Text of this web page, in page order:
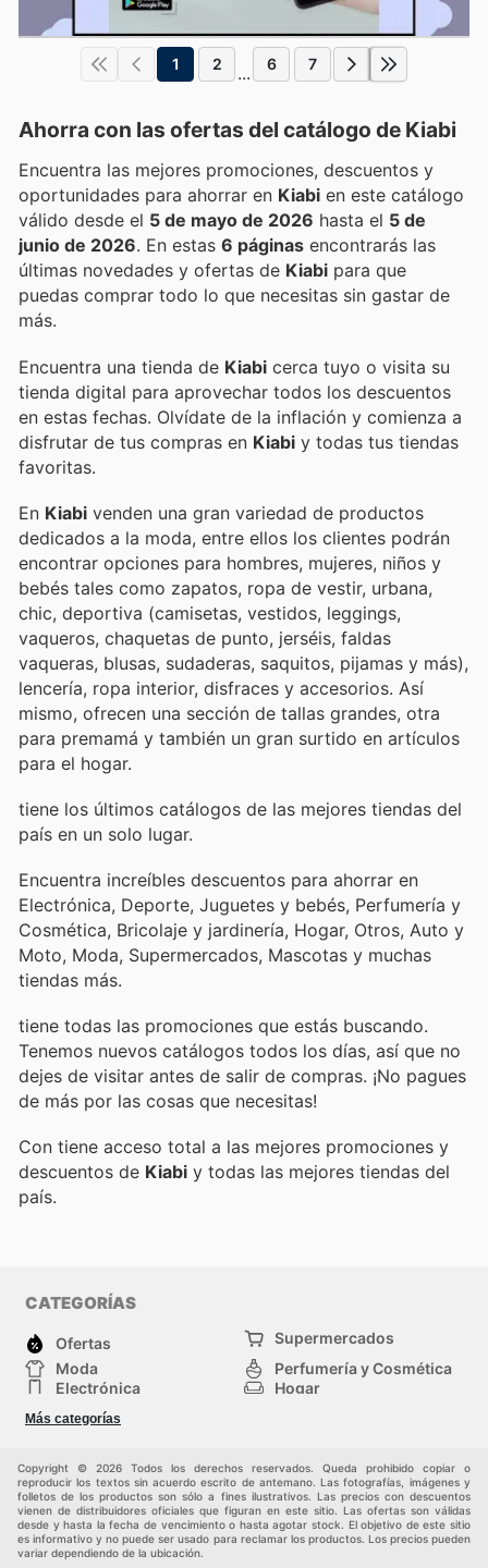
1 2 ... 6 7
Ahorra con las ofertas del catálogo de Kiabi
Encuentra las mejores promociones, descuentos y
oportunidades para ahorrar en Kiabi en este catálogo
válido desde el 5 de mayo de 2026 hasta el 5 de
junio de 2026 . En estas 6 páginas encontrarás las
últimas novedades y ofertas de Kiabi para que
puedas comprar todo lo que necesitas sin gastar de
más.
Encuentra una tienda de Kiabi cerca tuyo o visita su
tienda digital para aprovechar todos los descuentos
en estas fechas. Olvídate de la inflación y comienza a
disfrutar de tus compras en Kiabi y todas tus tiendas
favoritas.
En Kiabi venden una gran variedad de productos
dedicados a la moda, entre ellos los clientes podrán
encontrar opciones para hombres, mujeres, niños y
bebés tales como zapatos, ropa de vestir, urbana,
chic, deportiva (camisetas, vestidos, leggings,
vaqueros, chaquetas de punto, jerséis, faldas
vaqueras, blusas, sudaderas, saquitos, pijamas y más),
lencería, ropa interior, disfraces y accesorios. Así
mismo, ofrecen una sección de tallas grandes, otra
para premamá y también un gran surtido en artículos
para el hogar.
tiene los últimos catálogos de las mejores tiendas del
país en un solo lugar.
Encuentra increíbles descuentos para ahorrar en
Electrónica, Deporte, Juguetes y bebés, Perfumería y
Cosmética, Bricolaje y jardinería, Hogar, Otros, Auto y
Moto, Moda, Supermercados, Mascotas y muchas
tiendas más.
tiene todas las promociones que estás buscando.
Tenemos nuevos catálogos todos los días, así que no
dejes de visitar antes de salir de compras. ¡No pagues
de más por las cosas que necesitas!
Con tiene acceso total a las mejores promociones y
descuentos de Kiabi y todas las mejores tiendas del
país.
CATEGORÍAS
Ofertas
Supermercados
Moda
Perfumería y Cosmética
Electrónica
Hogar
Deporte
Juguetes y bebés
Más categorías
Copyright © 2026 Todos los derechos reservados. Queda prohibido copiar o
reproducir los textos sin acuerdo escrito de antemano. Las fotografías, imágenes y
folletos de los productos son sólo a fines ilustrativos. Las precios con descuentos
vienen de distribuidores oficiales que figuran en este sitio. Las ofertas son válidas
desde y hasta la fecha de vencimiento o hasta agotar stock. El objetivo de este sitio
es informativo y no puede ser usado para reclamar los productos. Los precios pueden
variar dependiendo de la ubicación.